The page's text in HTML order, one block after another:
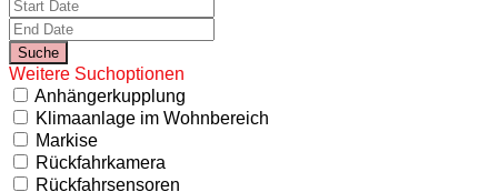
Weitere Suchoptionen
Anhängerkupplung
Klimaanlage im Wohnbereich
Markise
Rückfahrkamera
Rückfahrsensoren